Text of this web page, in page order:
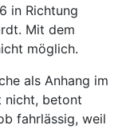
in Richtung
Mit dem
möglich.
als Anhang im
nicht, betont
fahrlässig, weil